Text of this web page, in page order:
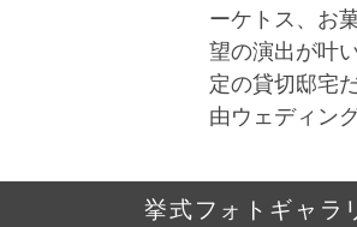
ーケトス、お
望の演出が叶
定の貸切邸宅
由ウェディン
挙式フォトギャラ